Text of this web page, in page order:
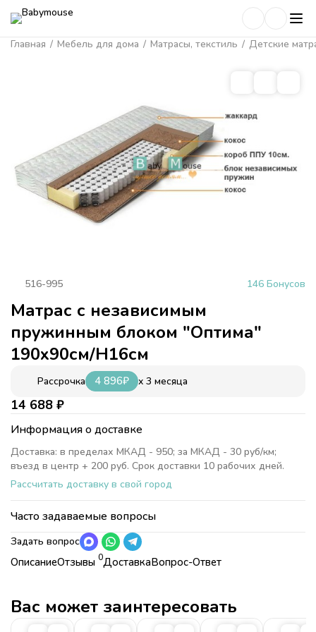
Главная / Мебель для дома / Матрасы, текстиль / Детские
ОписаниеОтзывы 0ДоставкаВопрос-Ответ
Коллекция
Матрасы Бланес
Высота
16см
516-995 146 Бонусов
Матрас с независимым
пружинным блоком "Оптима"
190х90см/H16см
Рассрочка 4 896₽ x 3 месяца
14 688 ₽
Информация о доставке
Доставка: в пределах МКАД - 950; за МКАД - 30 руб/км;
въезд в центр + 200 руб. Срок доставки 10 рабочих дней.
Рассчитать доставку в свой город
Часто задаваемые вопросы
Задать вопрос
Вас может заинтересовать